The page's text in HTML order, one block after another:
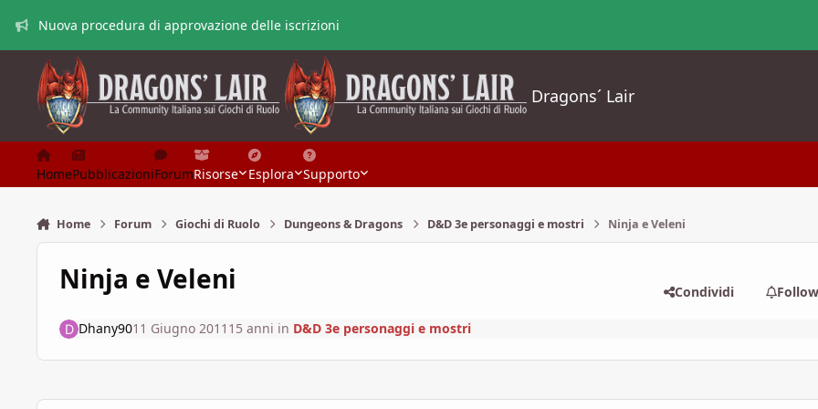
Nuova procedura di approvazione delle iscrizioni
Dragons´ Lair
HomePubblicazioniForumRisorse Esplora Supporto
Home Forum Giochi di Ruolo Dungeons & Dragons D&D 3e personaggi e mostri Ninja e Veleni
Ninja e Veleni Condividi
Dhany9011 Giugno 2011 15 anni in D&D 3e personaggi e mostri